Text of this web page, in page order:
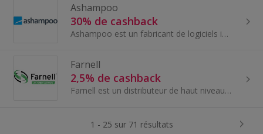
Ashampoo
30% de cashback
Ashampoo est un fabricant de logiciels innovant qui propose des produits confortables et puissants pour une utilisation plus efficace de votre PC.
Farnell
2,5% de cashback
Farnell est un distributeur de haut niveau de produits de technologie avancée, de services et de solutions pour la conception de systèmes électronique
1 - 25 sur 71 résultats